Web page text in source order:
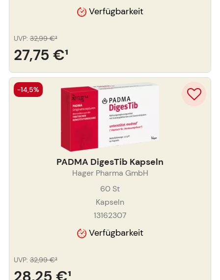
Verfügbarkeit
27,75 €¹
UVP: 32,99 €³
PADMA DigesTib Kapseln
Hager Pharma GmbH
60 St
Kapseln
13162307
Verfügbarkeit
UVP: 32,99 €³
-14,5%